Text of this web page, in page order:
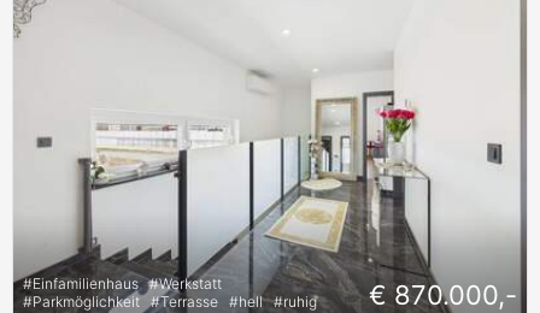
#Einfamilienhaus #Werkstatt
#Parkmöglichkeit #Terrasse #hell #ruhig € 870.000,-